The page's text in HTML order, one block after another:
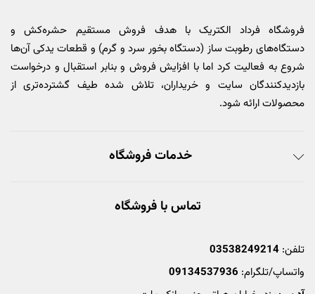
فروشگاه فرداد الکتریک با هدف فروش مستقیم حشره‌کش و
دستگاه‌های رطوبت ساز (دستگاه بخور سرد و گرم) و قطعات یدکی آن‌ها
شروع به فعالیت کرد اما با افزایش فروش و بنابر استقبال و درخواست
بازدیدکنندگان سایت و خریداران، تلاش شده طیف گشترده‌تری از
محصولات ارائه شود.
خدمات فروشگاه
تماس با فروشگاه
تلفن: 03538249214
واتساپ/تلگرام: 09134537936